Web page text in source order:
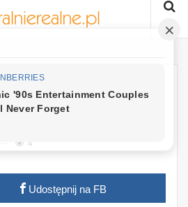
Pyta Artura…
4
Udostępnij na FB